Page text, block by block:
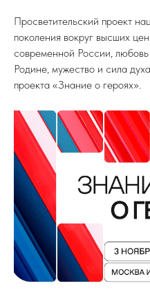
Просветительский проект
поколения вокруг высших
современной России,
Родине, мужество и сила
проекта «Знание о героях».